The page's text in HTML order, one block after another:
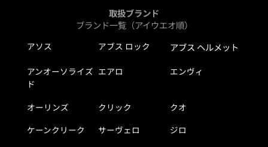
取扱ブランド
ブランド一覧（アイウエオ順）
アソス アブス ロック アブス ヘルメット
アンオーソライズ
ド
エアロ エンヴィ
オーリンズ クリック
クオ
ケーンクリーク
サーヴェロ
ジロ